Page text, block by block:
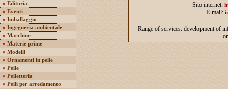
» Editoria
» Eventi
» Imballaggio
» Ingegneria ambientale
» Macchine
» Materie prime
» Modelli
» Ornamenti in pelle
» Pelle
» Pelletteria
» Pelli per arredamento
Sito internet:
E-mail:
Range of services: development of